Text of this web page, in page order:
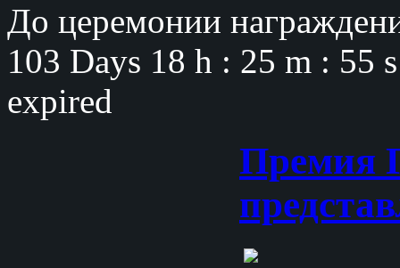
До церемонии
103 Days 18 h : 25 m : 55
expired
Премия